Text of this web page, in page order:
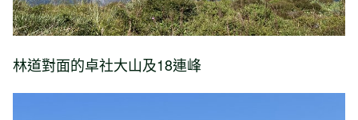
林道對面的卓社大山及18連峰